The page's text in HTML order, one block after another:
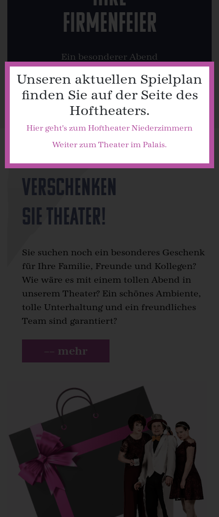
Unseren aktuellen Spielplan
finden Sie auf der Seite des
Hoftheaters.
Hier geht's zum Hoftheater Niederzimmern
Weiter zum Theater im Palais.
Firmenfeier
Ein besonderer Abend
–– mehr
Verschenken
Sie Theater!
Sie suchen noch ein besonderes Geschenk
für Ihre Familie, Freunde und Kollegen?
Wie wäre es mit einem tollen Abend in
unserem Theater? Ein schönes Ambiente,
tolle Unterhaltung und ein freundliches
Team sind garantiert?
–– mehr